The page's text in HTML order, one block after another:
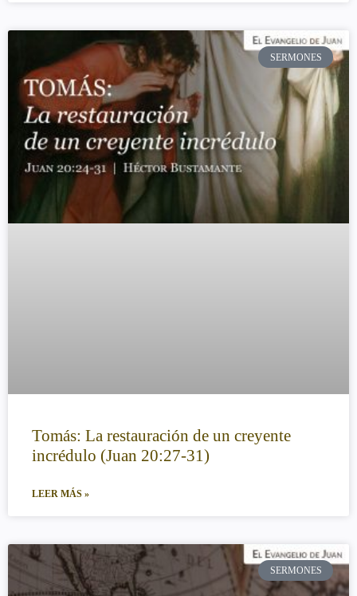
SERMONES
Tomás: La restauración de un creyente
incrédulo (Juan 20:27-31)
LEER MÁS »
SERMONES